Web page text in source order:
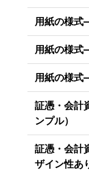
用紙の様
用紙の様
用紙の様式
証憑・会計
ンプル）
証憑・会計
ザイン性あ